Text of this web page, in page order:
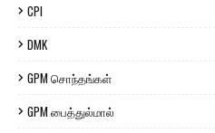
CPI
DMK
GPM சொந்தங்கள்
GPM பைத்துல்மால்